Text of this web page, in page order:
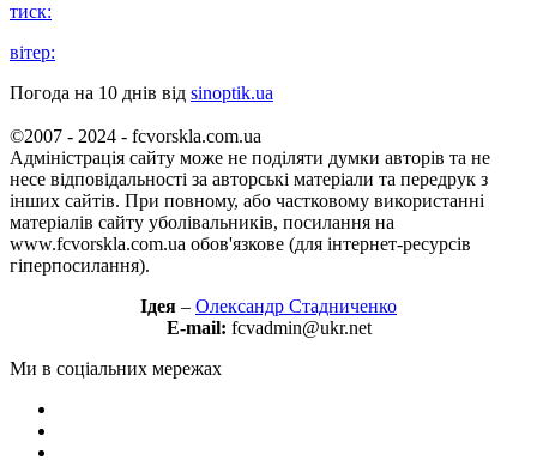
тиск:
вітер:
Погода на 10 днів від sinoptik.ua
©2007 - 2024 - fcvorskla.com.ua
Адміністрація сайту може не поділяти думки авторів та не
несе відповідальності за авторські матеріали та передрук з
інших сайтів. При повному, або частковому використанні
матеріалів сайту уболівальників, посилання на
www.fcvorskla.com.ua обов'язкове (для інтернет-ресурсів
гіперпосилання).
Ідея – Олександр Стадниченко
E-mail: fcvadmin@ukr.net
Ми в соціальних мережах